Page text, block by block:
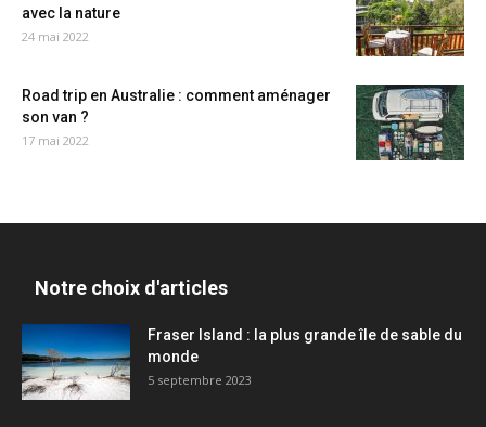
avec la nature
24 mai 2022
Road trip en Australie : comment aménager
son van ?
17 mai 2022
Notre choix d'articles
Fraser Island : la plus grande île de sable du
monde
5 septembre 2023